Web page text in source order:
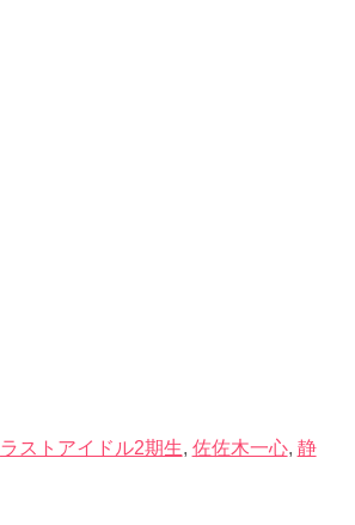
ラストアイドル2期生, 佐佐木一心, 静